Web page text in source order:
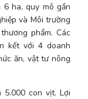
ha, quy mô gần
và Môi trường
phẩm. Các
kết với 4 doanh
ăn, vật tư nông
5.000 con vịt. Lợi